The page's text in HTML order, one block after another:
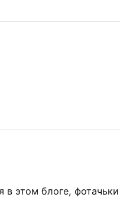
этом блоге, фотачьки